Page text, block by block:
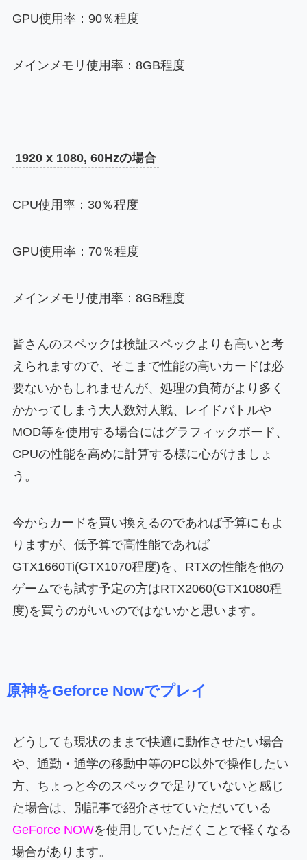
GPU使用率：90％程度
メインメモリ使用率：8GB程度
1920 x 1080, 60Hzの場合
CPU使用率：30％程度
GPU使用率：70％程度
メインメモリ使用率：8GB程度
皆さんのスペックは検証スペックよりも高いと考
えられますので、そこまで性能の高いカードは必
要ないかもしれませんが、処理の負荷がより多く
かかってしまう大人数対人戦、レイドバトルや
MOD等を使用する場合にはグラフィックボード、
CPUの性能を高めに計算する様に心がけましょ
う。
今からカードを買い換えるのであれば予算にもよ
りますが、低予算で高性能であれば
GTX1660Ti(GTX1070程度)を、RTXの性能を他の
ゲームでも試す予定の方はRTX2060(GTX1080程
度)を買うのがいいのではないかと思います。
原神をGeforce Nowでプレイ
どうしても現状のままで快適に動作させたい場合
や、通勤・通学の移動中等のPC以外で操作したい
方、ちょっと今のスペックで足りていないと感じ
た場合は、別記事で紹介させていただいている
GeForce NOWを使用していただくことで軽くなる
場合があります。